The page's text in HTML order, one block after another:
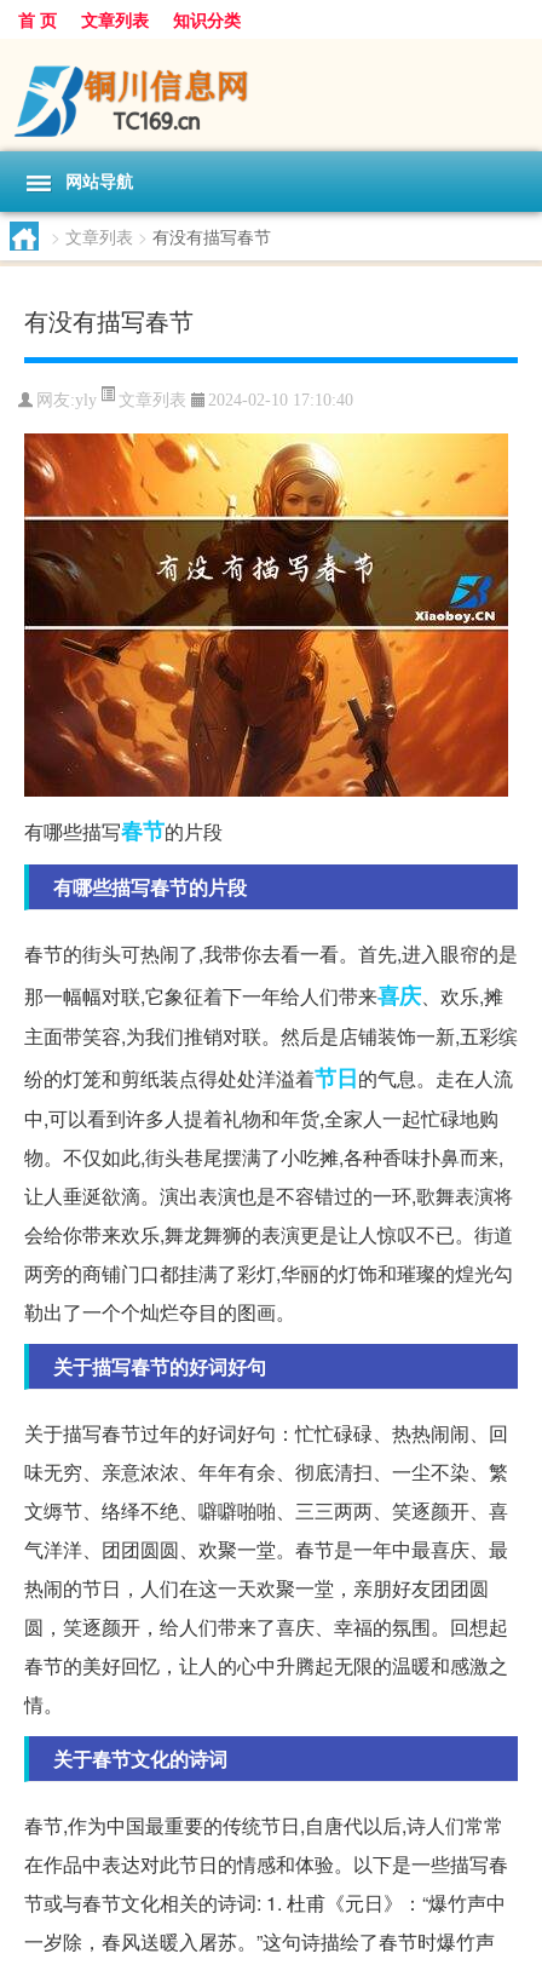
首 页 文章列表 知识分类
网站导航
> 文章列表 > 有没有描写春节
有没有描写春节
网友:yly 文章列表 2024-02-10 17:10:40
有哪些描写春节的片段
有哪些描写春节的片段
春节的街头可热闹了,我带你去看一看。首先,进入眼帘的是
那一幅幅对联,它象征着下一年给人们带来喜庆、欢乐,摊
主面带笑容,为我们推销对联。然后是店铺装饰一新,五彩缤
纷的灯笼和剪纸装点得处处洋溢着节日的气息。走在人流
中,可以看到许多人提着礼物和年货,全家人一起忙碌地购
物。不仅如此,街头巷尾摆满了小吃摊,各种香味扑鼻而来,
让人垂涎欲滴。演出表演也是不容错过的一环,歌舞表演将
会给你带来欢乐,舞龙舞狮的表演更是让人惊叹不已。街道
两旁的商铺门口都挂满了彩灯,华丽的灯饰和璀璨的煌光勾
勒出了一个个灿烂夺目的图画。
关于描写春节的好词好句
关于描写春节过年的好词好句：忙忙碌碌、热热闹闹、回
味无穷、亲意浓浓、年年有余、彻底清扫、一尘不染、繁
文缛节、络绎不绝、噼噼啪啪、三三两两、笑逐颜开、喜
气洋洋、团团圆圆、欢聚一堂。春节是一年中最喜庆、最
热闹的节日，人们在这一天欢聚一堂，亲朋好友团团圆
圆，笑逐颜开，给人们带来了喜庆、幸福的氛围。回想起
春节的美好回忆，让人的心中升腾起无限的温暖和感激之
情。
关于春节文化的诗词
春节,作为中国最重要的传统节日,自唐代以后,诗人们常常
在作品中表达对此节日的情感和体验。以下是一些描写春
节或与春节文化相关的诗词: 1. 杜甫《元日》：“爆竹声中
一岁除，春风送暖入屠苏。”这句诗描绘了春节时爆竹声